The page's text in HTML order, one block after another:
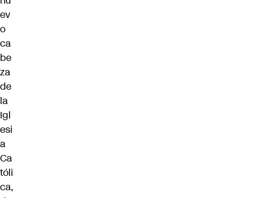
ev
o
ca
be
za
de
la
Igl
esi
a
Ca
tóli
ca,